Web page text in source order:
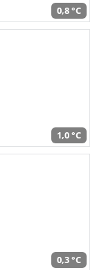
0,8 °C
1,0 °C
0,3 °C